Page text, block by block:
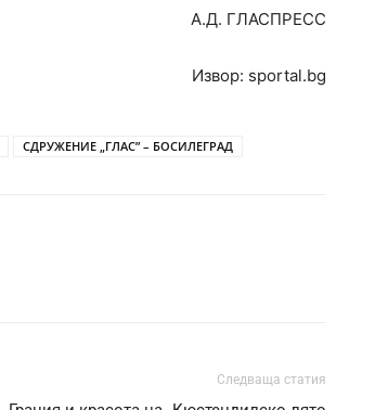
A.Д. ГЛАСПРЕСС
Извор: sportal.bg
СДРУЖЕНИЕ „ГЛАС” – БОСИЛЕГРАД
Следваща статия